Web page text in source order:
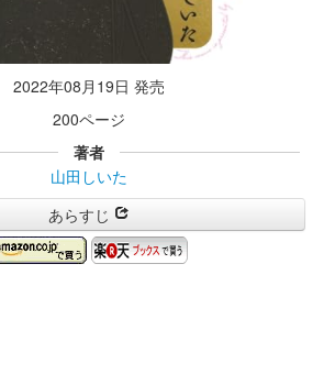
2022年08月19日 発売
200ページ
著者
山田しいた
あらすじ